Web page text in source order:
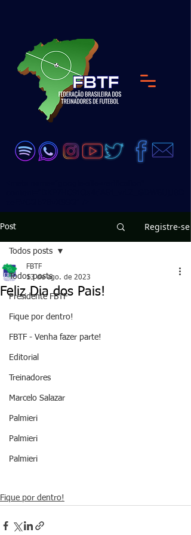
Post Registre-se
Todos posts
Presidente FBTF
Fique por dentro!
FBTF - Venha fazer parte!
Editorial
Treinadores
Marcelo Salazar
Palmieri
Palmieri
Palmieri
Todos posts
Feliz Dia dos Pais!
FBTF
13 de ago. de 2023
Fique por dentro!